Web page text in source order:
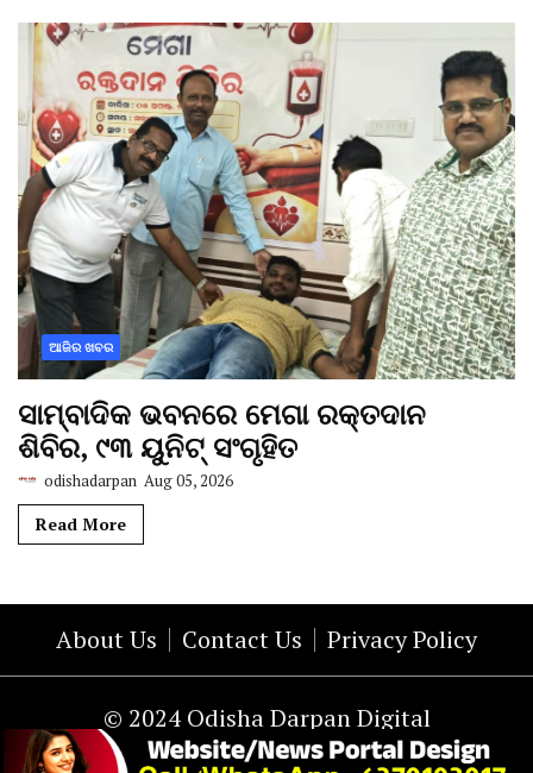
ଆଜିର ଖବର
ସାମ୍ବାଦିକ ଭବନରେ ମେଗା ରକ୍ତଦାନ
ଶିବିର, ୯୩ ୟୁନିଟ୍ ସଂଗୃହିତ
odishadarpan Aug 05, 2026
Read More
About Us Contact Us Privacy Policy
© 2024 Odisha Darpan Digital